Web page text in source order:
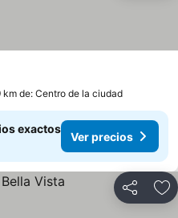
km de: Centro de la ciudad
exactos
Ver precios
Compartir